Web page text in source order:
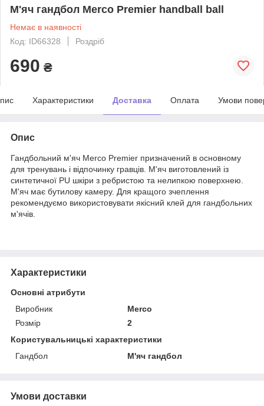
М'яч гандбол Merco Premier handball ball
Немає в наявності
Код: ID66328
Роздріб
690 ₴
Характеристики Доставка Оплата Умови
Опис
Гандбольний м'яч Merco Premier призначений в основному
для тренувань і відпочинку гравців. М'яч виготовлений із
синтетичної PU шкіри з ребристою та нелипкою поверхнею.
М'яч має бутилову камеру. Для кращого зчеплення
рекомендуємо використовувати якісний клей для гандбольних
м'ячів.
Характеристики
Основні атрибути
Виробник
Merco
Розмір
2
Користувальницькі характеристики
Гандбол
М'яч гандбол
Умови доставки